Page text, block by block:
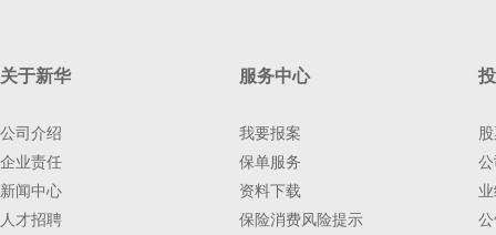
关于新华
公司介绍
企业责任
新闻中心
人才招聘
服务中心
我要报案
保单服务
资料下载
保险消费风险提示